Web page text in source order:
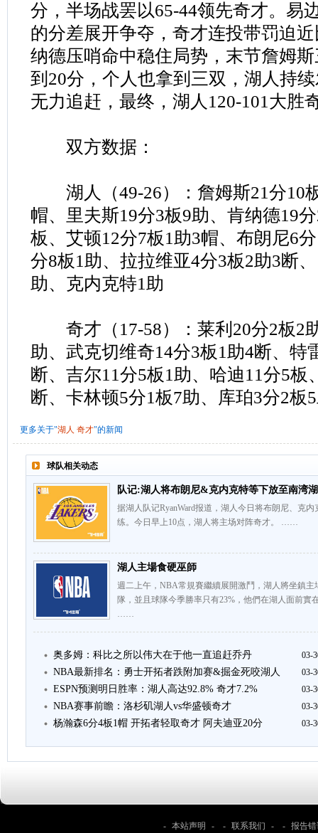
分，半场战罢以65-44领先奇才。易
的分差展开争夺，奇才连投带罚迫
纳德压哨命中稳住局势，末节詹姆
到20分，个人也拿到三双，湖人持
无力追赶，最终，湖人120-101大胜
双方数据：
湖人（49-26）：詹姆斯21分10
帽、里夫斯19分3板9助、肯纳德19
板、艾顿12分7板1助3帽、布朗尼6
分8板1助、拉拉维亚4分3板2助3断
助、克内克特1助
奇才（17-58）：莱利20分2板2
助、武克切维奇14分3板1助4断、特
断、吉尔11分5板1助、哈迪11分5板
断、卡林顿5分1板7助、库珀3分2板
更多关于"湖人 奇才"的新闻
球队相关动态
队记:湖人将布朗尼&克内克特等下放至南湾
据湖人队记RyanWard报道，湖人今日将布朗尼、克
练。今日早上10点，湖人将主场对阵奇才。 ……
湖人主場食硬巫師
週二上午，NBA常規賽繼續展開激鬥，湖人將坐鎮
隊，並且球隊今季勝率只有23%，他們在湖人面前實
……
奥多姆：科比之所以伟大在于他一直追赶乔丹 03-
NBA最新排名：勇士开拓者跌附加赛&掘金死咬湖人 03-
ESPN预测明日胜率：湖人高达92.8% 奇才7.2% 03-
NBA赛事前瞻：洛杉矶湖人vs华盛顿奇才 03-
杨瀚森6分4板1帽 开拓者轻取奇才 阿夫迪亚20分 03-
- 本站声明 - - 联系我们 - - 报告